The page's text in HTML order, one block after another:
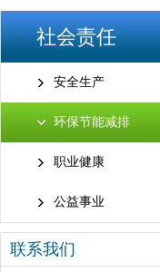
社会责任
安全生产
环保节能减排
职业健康
公益事业
联系我们